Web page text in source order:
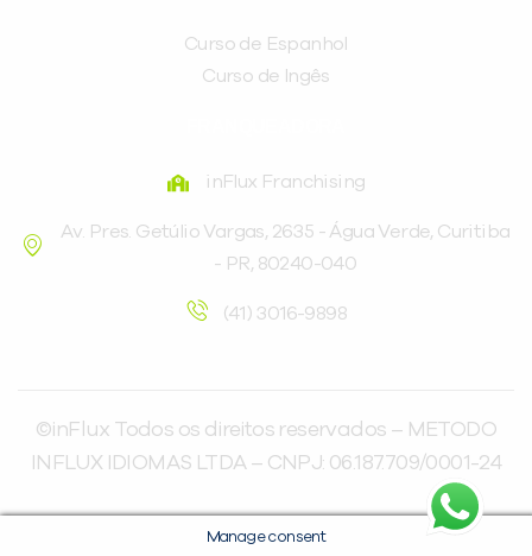
Curso de Espanhol
Curso de Ingês
inFlux Franchising
Av. Pres. Getúlio Vargas, 2635 - Água Verde, Curitiba
- PR, 80240-040
(41) 3016-9898
©inFlux Todos os direitos reservados – METODO
INFLUX IDIOMAS LTDA – CNPJ: 06.187.709/0001-24
Manage consent